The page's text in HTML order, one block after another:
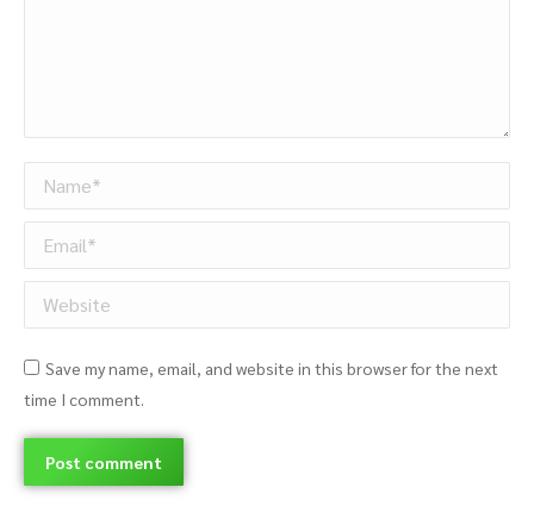
Name *
Email *
Website
Save my name, email, and website in this browser for the next
time I comment.
Post comment